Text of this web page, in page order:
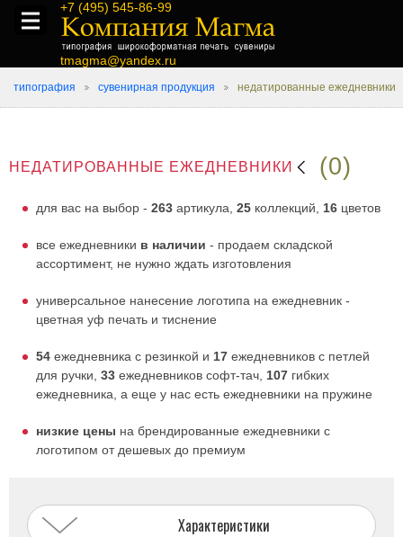
+7 (495) 545-86-99
tmagma@yandex.ru
типография сувенирная продукция недатированные ежедневники
НЕДАТИРОВАННЫЕ ЕЖЕДНЕВНИКИ (0)
для вас на выбор - 263 артикула, 25 коллекций, 16 цветов
все ежедневники в наличии - продаем складской
ассортимент, не нужно ждать изготовления
универсальное нанесение логотипа на ежедневник -
цветная уф печать и тиснение
54 ежедневника с резинкой и 17 ежедневников с петлей
для ручки, 33 ежедневников софт-тач, 107 гибких
ежедневника, а еще у нас есть ежедневники на пружине
низкие цены на брендированные ежедневники с
логотипом от дешевых до премиум
Характеристики